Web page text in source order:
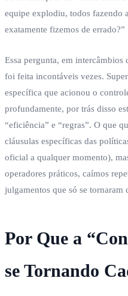
equipe explodiu, todos fazendo
exatamente fizemos de errado?”
Essa pergunta, em
foi feita incontáveis vezes.
específica que acionou o
profundamente, por trás disso
“eficiência” e “regras”. O que
cláusulas específicas das
oficial a qualquer momento),
operadores práticos, caímos
julgamentos que só se tornaram
Por Que a
se Tornando